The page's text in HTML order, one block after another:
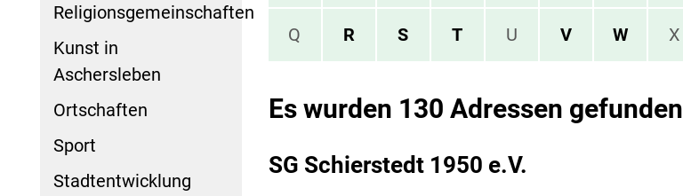
Religionsgemeinschaften
Kunst in
Aschersleben
Ortschaften
Sport
Stadtentwicklung
Q R S T U V W X
Es wurden 130 Adressen gefunden
SG Schierstedt 1950 e.V.